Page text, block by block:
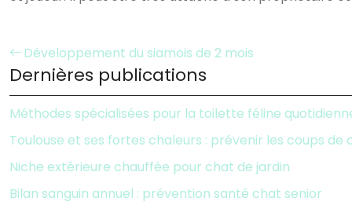
Développement du siamois de 2 mois
Dernières publications
Méthodes spécialisées pour la toilette féline
Toulouse et ses fortes chaleurs : prévenir les coups
Niche extérieure chauffée pour chat de jardin
Bilan sanguin annuel : prévention santé chat senior